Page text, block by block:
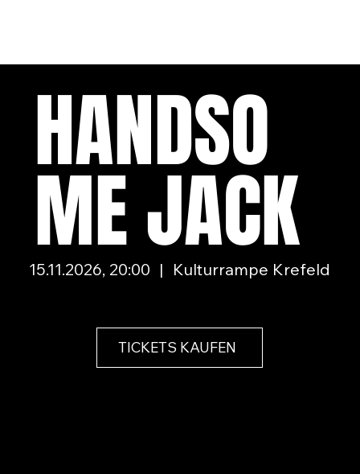
HANDSO
ME JACK
15.11.2026, 20:00 | Kulturrampe Krefeld
TICKETS KAUFEN